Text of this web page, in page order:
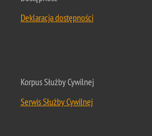
Deklaracja dostępności
Korpus Służby Cywilnej
Serwis Służby Cywilnej